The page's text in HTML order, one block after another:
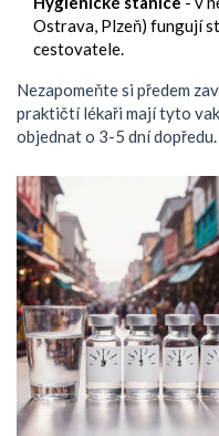
Ostrava, Plzeň) fungují
cestovatele.
Nezapomeňte si předem
praktičtí lékaři mají tyto
objednat o 3-5 dní dopředu.